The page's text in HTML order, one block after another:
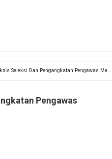
Seleksi Dan Pengangkatan Pengawas Madrasah
Pengawas